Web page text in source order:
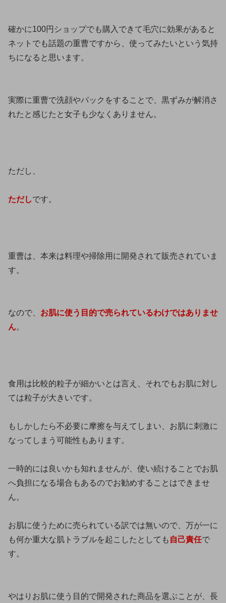
確かに100円ショップでも購入できて毛穴に効果があると
ネットでも話題の重曹ですから、使ってみたいという気持
ちになると思います。
実際に重曹で洗顔やパックをすることで、黒ずみが解消さ
れたと感じたと女子も少なくありません。
ただし、
ただしです。
重曹は、本来は料理や掃除用に開発されて販売されていま
す。
なので、 お肌に使う目的で売られているわけではありませ
ん。
食用は比較的粒子が細かいとは言え、それでもお肌に対し
ては粒子が大きいです。
もしかしたら不必要に摩擦を与えてしまい、お肌に刺激に
なってしまう可能性もあります。
一時的には良いかも知れませんが、使い続けることでお肌
へ負担になる場合もあるのでお勧めすることはできませ
ん。
お肌に使うために売られている訳では無いので、万が一に
も何か重大な肌トラブルを起こしたとしても 自己責任で
す。
やはりお肌に使う目的で開発された商品を選ぶことが、長